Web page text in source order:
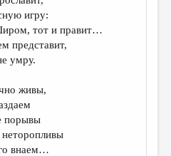
игру:
тот и правит…
представит,
умру.
живы,
порывы
внаем…